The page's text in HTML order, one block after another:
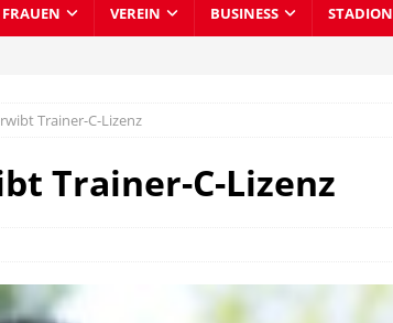
FRAUEN VEREIN BUSINESS STADION
Trainer-C-Lizenz
Trainer-C-Lizenz